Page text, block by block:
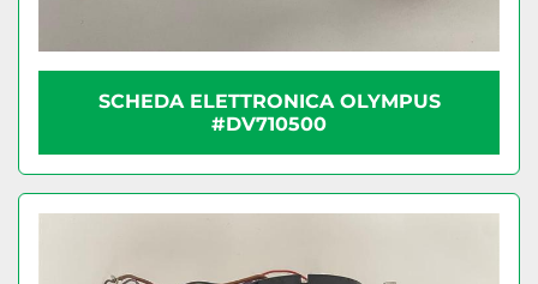
SCHEDA ELETTRONICA OLYMPUS
#DV710500